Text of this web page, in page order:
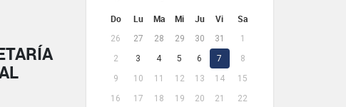
Do Lu Ma Mi Ju Vi Sa
26 27 28 29 30 31
1
2
3 4 5 6 7
8
9
10 11 12 13 14
15
16
17 18 19 20 21
22